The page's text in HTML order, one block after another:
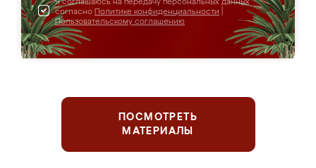
Я соглашаюсь на передачу персональных данных
согласно Политике конфиденциальности
Пользовательскому соглашению
ПОСМОТРЕТЬ
МАТЕРИАЛЫ